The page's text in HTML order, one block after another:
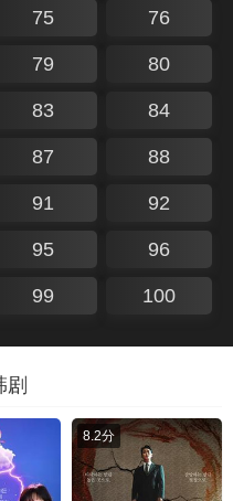
75 76
79 80
83 84
87 88
91 92
95 96
99 100
8.2分